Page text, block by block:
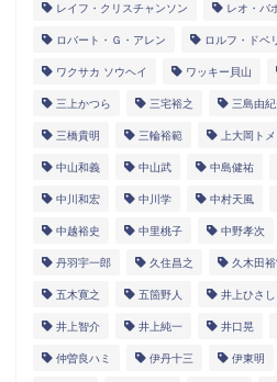
レイフ・クリスチャンソン レオ・バ
ロバート・Ｇ・アレン ロルフ・ドベ
ワクサカ ソウヘイ ワッキー貝山
三上かつら 三宅裕之 三島由
三橋貴明 三輪裕範 上大岡トメ
中山和義 中山武 中島健祐
中川和宏 中川学 中村天風
中越裕史 中里桃子 中野孝次
丹羽宇一郎 久住昌之 久木田裕
五木寛之 五箇野人 井上ひさし
井上智介 井上純一 井口晃
仲曽良ハミ 伊丹十三 伊東明